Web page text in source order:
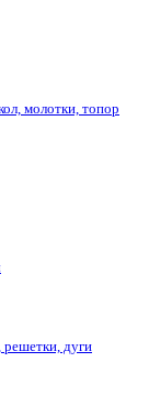
молотки, топор
дуги